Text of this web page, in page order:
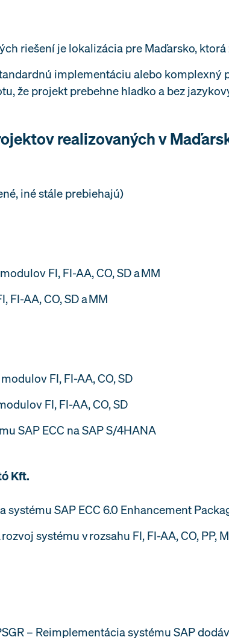
riešení je lokalizácia pre Maďarsko,
implementáciu alebo
že projekt prebehne hladko a bez
realizovaných v
iné stále prebiehajú)
FI, FI-AA, CO, SD a MM
FI-AA, CO, SD a MM
FI, FI-AA, CO, SD
FI, FI-AA, CO, SD
SAP ECC na SAP S/4HANA
Kft.
systému SAP ECC 6.0 Enhancement
systému v rozsahu FI, FI-AA, CO, PP,
– Reimplementácia systému SAP